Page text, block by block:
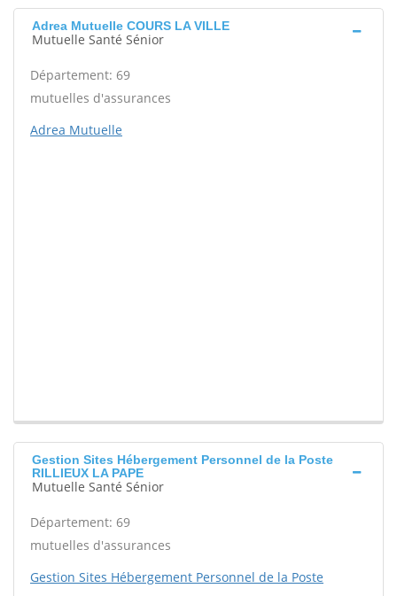
Adrea Mutuelle COURS LA VILLE
Mutuelle Santé Sénior
Département: 69
mutuelles d'assurances
Adrea Mutuelle
Gestion Sites Hébergement Personnel de la Poste
RILLIEUX LA PAPE
Mutuelle Santé Sénior
Département: 69
mutuelles d'assurances
Gestion Sites Hébergement Personnel de la Poste